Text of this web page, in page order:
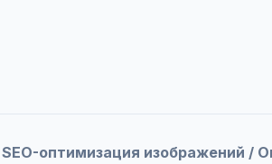
оптимизация изображений /